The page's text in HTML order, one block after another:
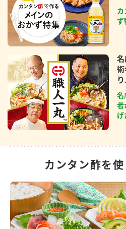
カ
ず
名
術
名
者
げ
カンタン酢を